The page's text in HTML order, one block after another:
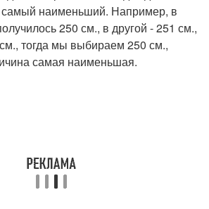
наименьший. Например, в
250 см., в другой - 251 см.,
тогда мы выбираем 250 см.,
самая наименьшая.